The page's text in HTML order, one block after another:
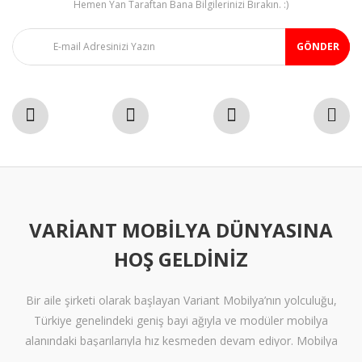
Ümit Yıldız | 16/12/2023
Variant Venedik
ergonomik ürün çok güzel montajı yaptım mükemmel oldu
elinize emeğinize sağlık tek sorun kapak menteşeleri ayrı
poşetlenip yazılsa olur
Çok güzel bı ürün gayet uygun özellikle satıcı çok ilgili çok tşk
Sevgi Kaya | 20/02/2023
Yorum Yaz
Hemen Yan Taraftan Bana Bilgilerinizi Bırakın. :)
GÖNDER
VARIANT MOBILYA DÜNYASINA
HOŞ GELDINIZ
Bir aile şirketi olarak başlayan Variant Mobilya’nın yolculuğu,
Türkiye genelindeki geniş bayi ağıyla ve modüler mobilya
alanındaki başarılarıyla hız kesmeden devam ediyor. Mobilya